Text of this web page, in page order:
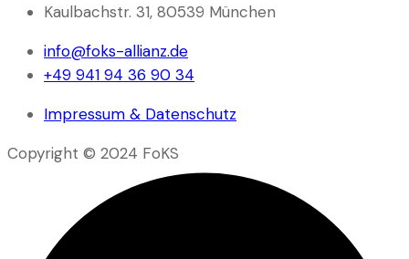
Kaulbachstr. 31, 80539 München
info@foks-allianz.de
+49 941 94 36 90 34
Impressum & Datenschutz
Copyright © 2024 FoKS